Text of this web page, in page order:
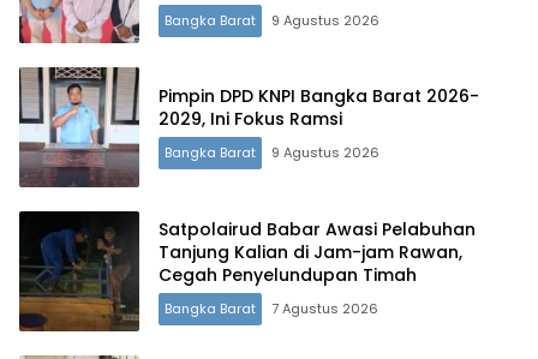
Terdepan Menyorot Fakta.
Bangka Barat 9 Agustus 2026
Pimpin DPD KNPI Bangka Barat 2026-
2029, Ini Fokus Ramsi
Bangka Barat 9 Agustus 2026
Satpolairud Babar Awasi Pelabuhan
Tanjung Kalian di Jam-jam Rawan,
Cegah Penyelundupan Timah
Bangka Barat 7 Agustus 2026